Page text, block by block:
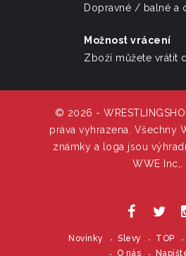
Dopravné / balné a
Možnost vrácení
Zboží můžete vrátit
© 2026 -
práva vyhrazena. Všechny
známky a loga jsou
WWE Inc,.
Novinky Slevy TOP
O nás